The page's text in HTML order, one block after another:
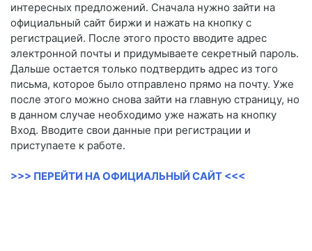
интересных предложений. Сначала нужно зайти на
официальный сайт биржи и нажать на кнопку с
регистрацией. После этого просто вводите адрес
электронной почты и придумываете секретный пароль.
Дальше остается только подтвердить адрес из того
письма, которое было отправлено прямо на почту. Уже
после этого можно снова зайти на главную страницу, но
в данном случае необходимо уже нажать на кнопку
Вход. Вводите свои данные при регистрации и
приступаете к работе.
>>> ПЕРЕЙТИ НА ОФИЦИАЛЬНЫЙ САЙТ <<<